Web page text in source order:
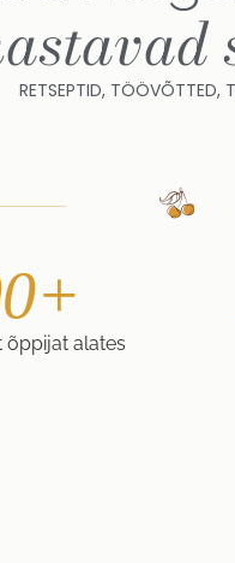
RETSEPTID, TÖÖVÕTTED,
õppijat alates